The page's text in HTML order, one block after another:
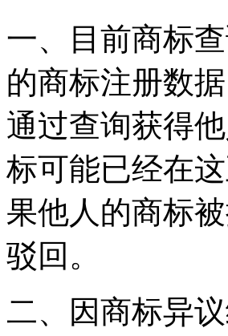
一、目前商标
的商标注册数
通过查询获得
标可能已经在
果他人的商标
驳回。
二、因商标异